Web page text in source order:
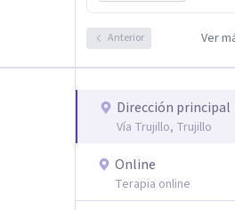
Anterior Ver
Dirección principal
Vía Trujillo, Trujillo
Online
Terapia online